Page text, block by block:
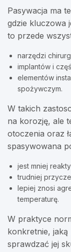
Pasywacja ma
gdzie kluczowa
to przede
narzędzi
implantów i
elementów
spożywczym.
W takich
na korozję, ale
otoczenia oraz
spasywowana
jest mniej
trudniej
lepiej znosi
temperaturę.
W praktyce
konkretnie,
sprawdzać jej